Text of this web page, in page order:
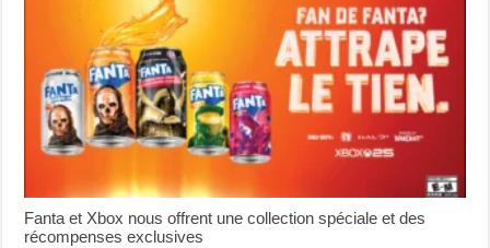
Fanta et Xbox nous offrent une collection spéciale et des
récompenses exclusives